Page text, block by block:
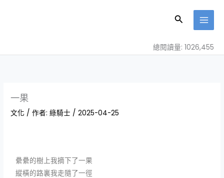
內
搜
總閱讀量: 1026,455
一果
文化 / 作者:綠騎士 /2025-04-25
纍纍的樹上我摘下了一果
縱橫的路裏我走隨了一徑